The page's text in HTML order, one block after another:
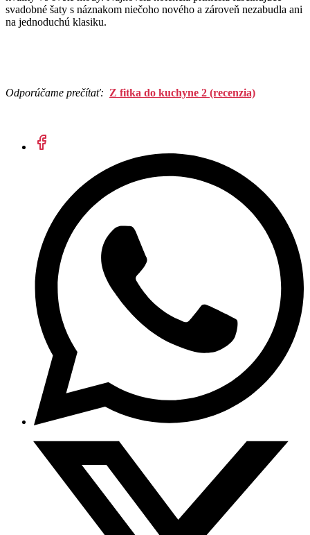
svadobné šaty s náznakom niečoho nového a zároveň nezabudla ani
na jednoduchú klasiku.
Odporúčame prečítať: Z fitka do kuchyne 2 (recenzia)